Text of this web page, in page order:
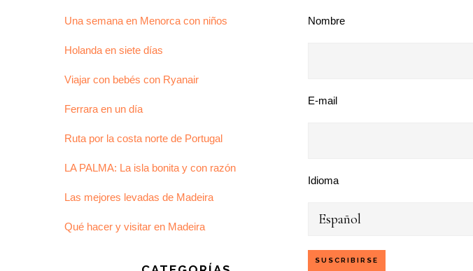
Una semana en Menorca con niños
Holanda en siete días
Viajar con bebés con Ryanair
Ferrara en un día
Ruta por la costa norte de Portugal
LA PALMA: La isla bonita y con razón
Las mejores levadas de Madeira
Qué hacer y visitar en Madeira
Nombre
E-mail
Idioma